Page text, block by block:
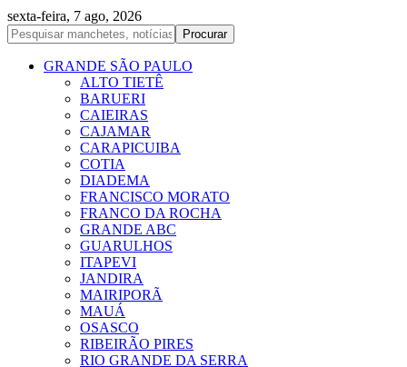
sexta-feira, 7 ago, 2026
GRANDE SÃO PAULO
ALTO TIETÊ
BARUERI
CAIEIRAS
CAJAMAR
CARAPICUIBA
COTIA
DIADEMA
FRANCISCO MORATO
FRANCO DA ROCHA
GRANDE ABC
GUARULHOS
ITAPEVI
JANDIRA
MAIRIPORÃ
MAUÁ
OSASCO
RIBEIRÃO PIRES
RIO GRANDE DA SERRA